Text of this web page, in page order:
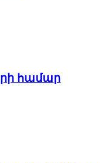
համար